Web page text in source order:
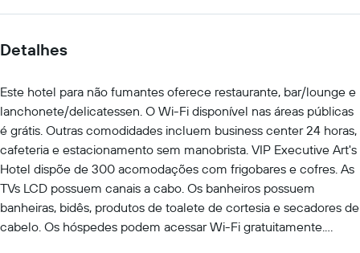
Detalhes
Este hotel para não fumantes oferece restaurante, bar/lounge e
lanchonete/delicatessen. O Wi-Fi disponível nas áreas públicas
é grátis. Outras comodidades incluem business center 24 horas,
cafeteria e estacionamento sem manobrista. VIP Executive Art's
Hotel dispõe de 300 acomodações com frigobares e cofres. As
TVs LCD possuem canais a cabo. Os banheiros possuem
banheiras, bidês, produtos de toalete de cortesia e secadores de
cabelo. Os hóspedes podem acessar Wi-Fi gratuitamente.